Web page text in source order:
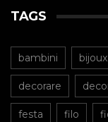
TAGS
bambini bijoux
decorare
festa filo